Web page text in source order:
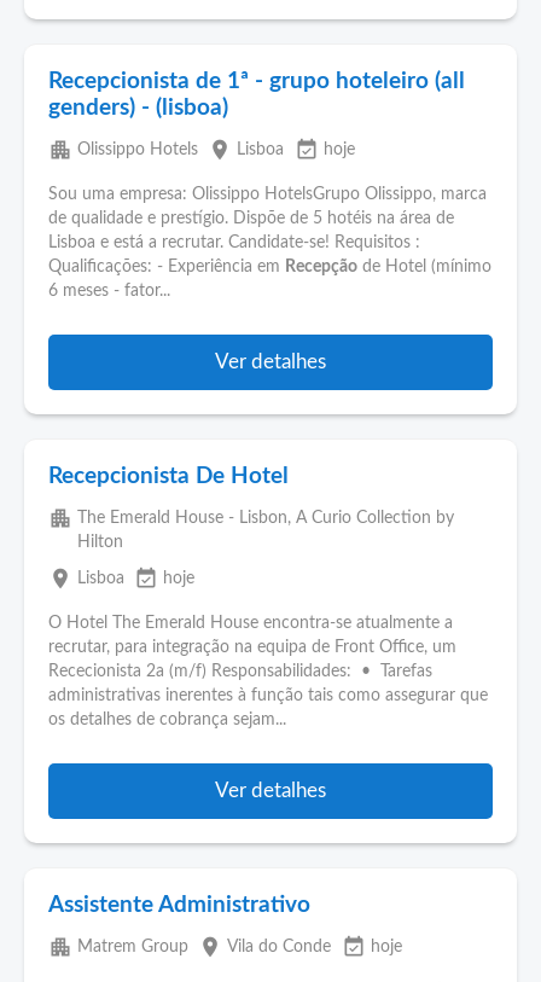
Recepcionista de 1ª - grupo hoteleiro (all
genders) - (lisboa)
apartment Olissippo Hotels place Lisboa event_available hoje
Sou uma empresa: Olissippo HotelsGrupo Olissippo, marca
de qualidade e prestígio. Dispõe de 5 hotéis na área de
Lisboa e está a recrutar. Candidate-se! Requisitos :
Qualificações: - Experiência em Recepção de Hotel (mínimo
6 meses - fator...
Ver detalhes
Recepcionista De Hotel
apartment
The Emerald House - Lisbon, A Curio Collection by
Hilton
place Lisboa event_available hoje
O Hotel The Emerald House encontra-se atualmente a
recrutar, para integração na equipa de Front Office, um
Rececionista 2a (m/f) Responsabilidades: • Tarefas
administrativas inerentes à função tais como assegurar que
os detalhes de cobrança sejam...
Ver detalhes
Assistente Administrativo
apartment Matrem Group place Vila do Conde event_available hoje